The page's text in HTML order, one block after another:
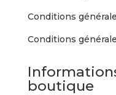
Conditions
Conditions
boutique